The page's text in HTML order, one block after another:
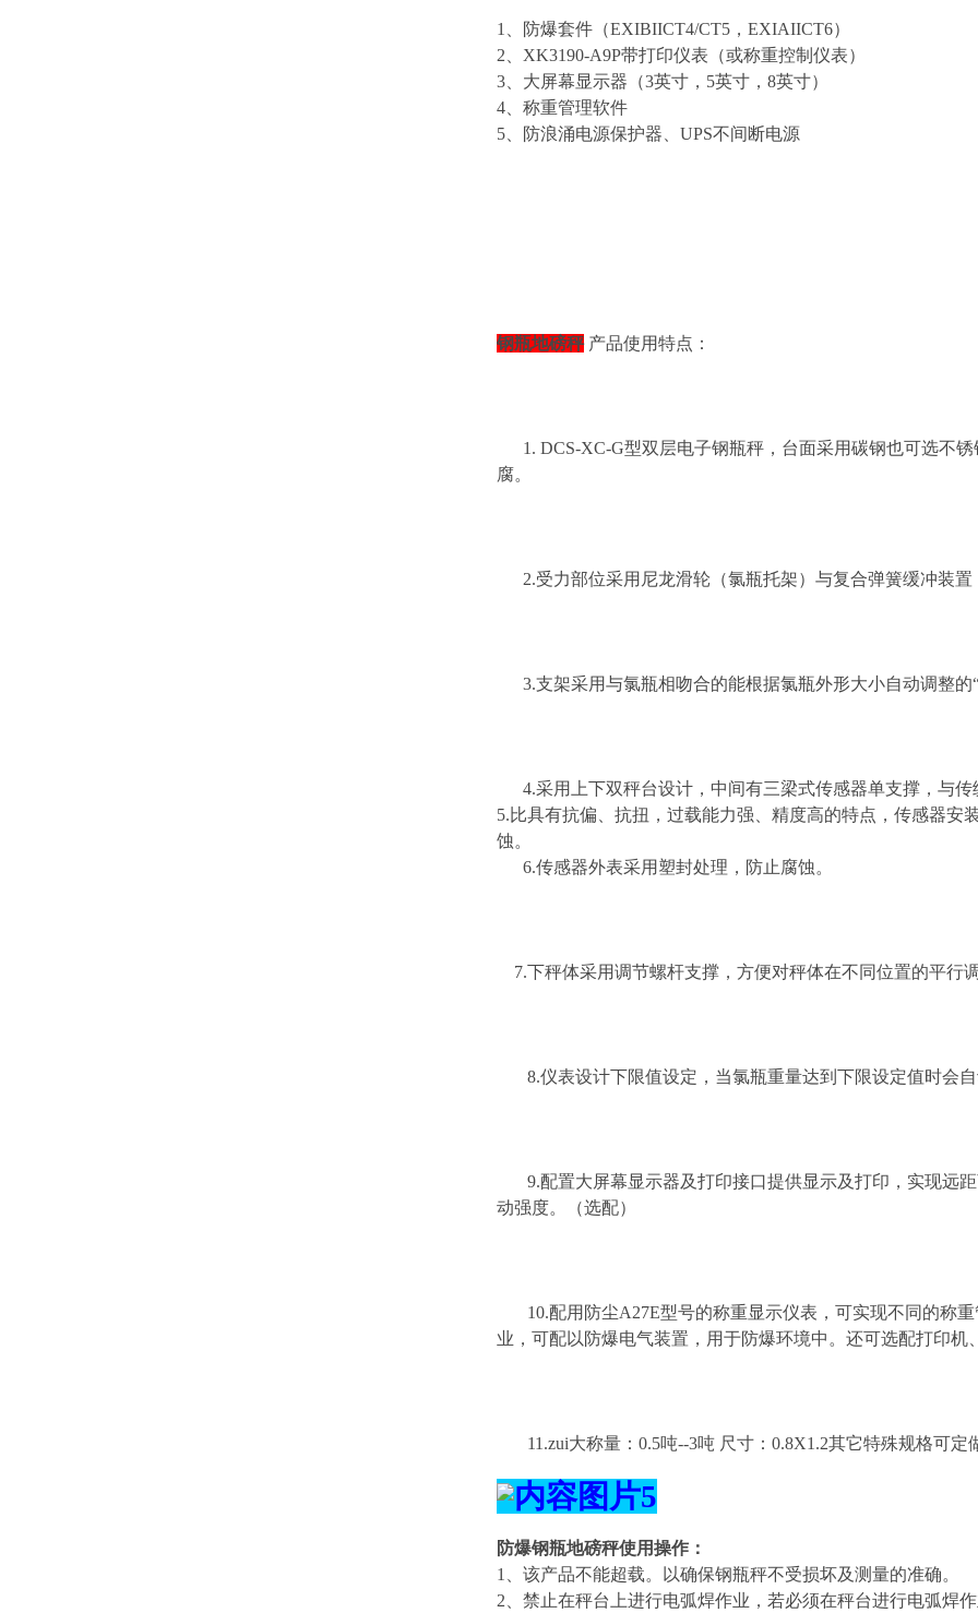
1、防爆套件（EXIBIICT4/CT5，EXIAIICT6）
2、XK3190-A9P带打印仪表（或称重控制仪表）
3、大屏幕显示器（3英寸，5英寸，8英寸）
4、称重管理软件
5、防浪涌电源保护器、UPS不间断电源
钢瓶地磅秤 产品使用特点：
1. DCS-XC-G型双层电子钢瓶秤，台面采用碳钢也可选不
腐。
2.受力部位采用尼龙滑轮（氯瓶托架）与复合弹簧缓冲装置
3.支架采用与氯瓶相吻合的能根据氯瓶外形大小自动调整的
4.采用上下双秤台设计，中间有三梁式传感器单支撑，与
5.比具有抗偏、抗扭，过载能力强、精度高的特点，传感器安
蚀。
6.传感器外表采用塑封处理，防止腐蚀。
7.下秤体采用调节螺杆支撑，方便对秤体在不同位置的平行
8.仪表设计下限值设定，当氯瓶重量达到下限设定值时会
9.配置大屏幕显示器及打印接口提供显示及打印，实现远
动强度。（选配）
10.配用防尘A27E型号的称重显示仪表，可实现不同的称重
业，可配以防爆电气装置，用于防爆环境中。还可选配打印机
11.zui大称量：0.5吨--3吨 尺寸：0.8X1.2其它特殊规格可定
防爆钢瓶地磅秤使用操作：
1、该产品不能超载。以确保钢瓶秤不受损坏及测量的准确。
2、禁止在秤台上进行电弧焊作业，若必须在秤台进行电弧焊